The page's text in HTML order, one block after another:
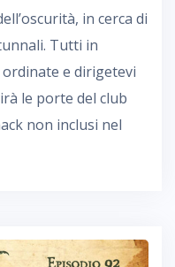
in cerca di
Tutti in
e dirigetevi
le porte del club
non inclusi nel